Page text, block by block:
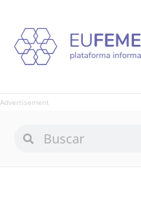
Advertisement